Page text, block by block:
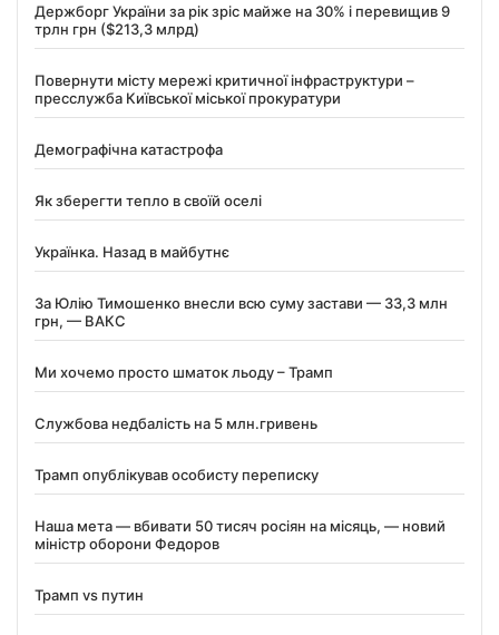
Держборг України за рік зріс майже на 30% і перевищив 9
трлн грн ($213,3 млрд)
Повернути місту мережі критичної інфраструктури –
пресслужба Київської міської прокуратури
Демографічна катастрофа
Як зберегти тепло в своїй оселі
Українка. Назад в майбутнє
За Юлію Тимошенко внесли всю суму застави — 33,3 млн
грн, — ВАКС
Ми хочемо просто шматок льоду – Трамп
Службова недбалість на 5 млн.гривень
Трамп опублікував особисту переписку
Наша мета — вбивати 50 тисяч росіян на місяць, — новий
міністр оборони Федоров
Трамп vs путин